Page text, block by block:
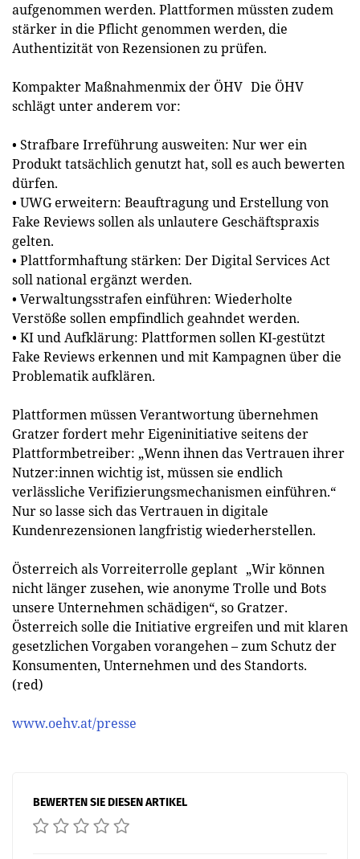
aufgenommen werden. Plattformen müssten zudem
stärker in die Pflicht genommen werden, die
Authentizität von Rezensionen zu prüfen.
Kompakter Maßnahmenmix der ÖHV Die ÖHV
schlägt unter anderem vor:
• Strafbare Irreführung ausweiten: Nur wer ein
Produkt tatsächlich genutzt hat, soll es auch bewerten
dürfen.
• UWG erweitern: Beauftragung und Erstellung von
Fake Reviews sollen als unlautere Geschäftspraxis
gelten.
• Plattformhaftung stärken: Der Digital Services Act
soll national ergänzt werden.
• Verwaltungsstrafen einführen: Wiederholte
Verstöße sollen empfindlich geahndet werden.
• KI und Aufklärung: Plattformen sollen KI-gestützt
Fake Reviews erkennen und mit Kampagnen über die
Problematik aufklären.
Plattformen müssen Verantwortung übernehmen
Gratzer fordert mehr Eigeninitiative seitens der
Plattformbetreiber: „Wenn ihnen das Vertrauen ihrer
Nutzer:innen wichtig ist, müssen sie endlich
verlässliche Verifizierungsmechanismen einführen.“
Nur so lasse sich das Vertrauen in digitale
Kundenrezensionen langfristig wiederherstellen.
Österreich als Vorreiterrolle geplant „Wir können
nicht länger zusehen, wie anonyme Trolle und Bots
unsere Unternehmen schädigen“, so Gratzer.
Österreich solle die Initiative ergreifen und mit klaren
gesetzlichen Vorgaben vorangehen – zum Schutz der
Konsumenten, Unternehmen und des Standorts.
(red)
www.oehv.at/presse
BEWERTEN SIE DIESEN ARTIKEL